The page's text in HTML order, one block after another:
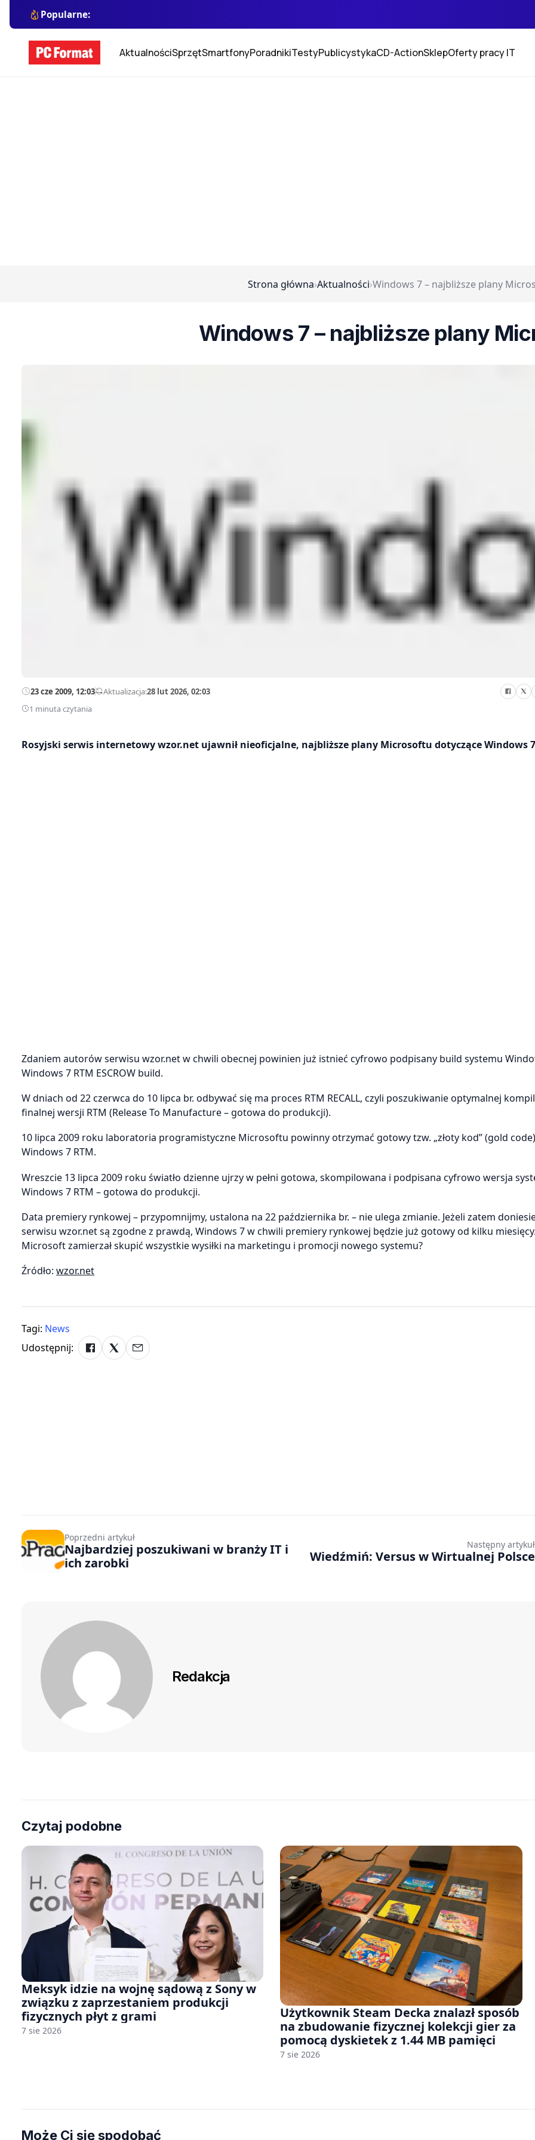
Popularne:
AktualnościSprzętSmartfonyPoradnikiTestyPublicystykaCD-ActionSklepOferty pracy IT
Strona główna›Aktualności›Windows 7 – najbliższe plany
Windows 7 – najbliższe plany
23 cze 2009, 12:03—Aktualizacja:28 lut 2026, 02:03
1 minuta czytania
Rosyjski serwis internetowy wzor.net ujawnił nieoficjalne, najbliższe plany Microsoftu dotyczące Windows
Zdaniem autorów serwisu wzor.net w chwili obecnej powinien już istnieć cyfrowo podpisany build systemu
Windows 7 RTM ESCROW build.
W dniach od 22 czerwca do 10 lipca br. odbywać się ma proces RTM RECALL, czyli poszukiwanie optymalnej
finalnej wersji RTM (Release To Manufacture – gotowa do produkcji).
10 lipca 2009 roku laboratoria programistyczne Microsoftu powinny otrzymać gotowy tzw. „złoty kod” (gold code)
Windows 7 RTM.
Wreszcie 13 lipca 2009 roku światło dzienne ujrzy w pełni gotowa, skompilowana i podpisana cyfrowo wersja
Windows 7 RTM – gotowa do produkcji.
Data premiery rynkowej – przypomnijmy, ustalona na 22 października br. – nie ulega zmianie. Jeżeli zatem
serwisu wzor.net są zgodne z prawdą, Windows 7 w chwili premiery rynkowej będzie już gotowy od kilku
Microsoft zamierzał skupić wszystkie wysiłki na marketingu i promocji nowego systemu?
Źródło: wzor.net
Tagi: News
Udostępnij:
Poprzedni artykuł
Najbardziej poszukiwani w branży IT i
ich zarobki
Następny artykuł
Wiedźmiń: Versus w Wirtualnej Polsce
Redakcja
Czytaj podobne
Meksyk idzie na wojnę sądową z Sony w
związku z zaprzestaniem produkcji
fizycznych płyt z grami
7 sie 2026
Użytkownik Steam Decka znalazł sposób
na zbudowanie fizycznej kolekcji gier za
pomocą dyskietek z 1.44 MB pamięci
7 sie 2026
Może Ci się spodobać